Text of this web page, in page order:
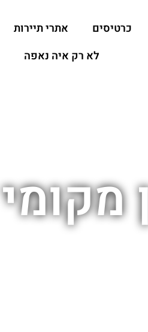
כרטיסים אתרי תיירות
לא רק איה נאפה